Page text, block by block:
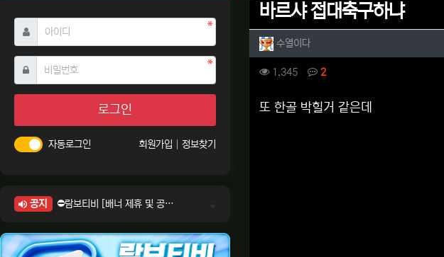
바르샤 접대축구하냐
작성자 정보
수열이다작성
컨텐츠 정보
1,345조회 2댓글
본문
또 한골 박힐거 같은데
아이디 필수
비밀번호필수
로그인
자동로그인 회원가입 정보찾기
공지
⛔람보티비 [배너 제휴 및 공식 입점 문의 안내]
⛔람보티비 [정회원 등급UP! 안내사항]
⛔람보티비 [채팅방 이용시 주의사항]